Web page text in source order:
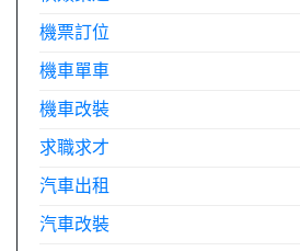
機票訂位
機車單車
機車改裝
求職求才
汽車出租
汽車改裝